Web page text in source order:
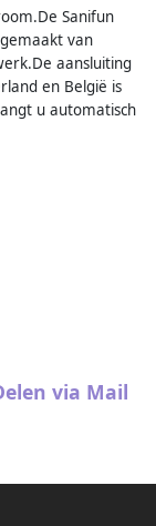
Sanifun
van
aansluiting
en België is
u automatisch